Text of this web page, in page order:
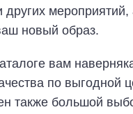
других
новый образ.
вам
по выгодной
также большой